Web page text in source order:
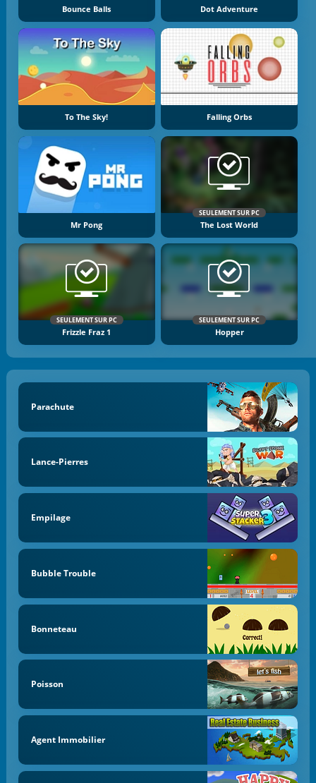
Bounce Balls Dot Adventure
To The Sky! Falling Orbs
Mr Pong
SEULEMENT SUR PC
The Lost World
SEULEMENT SUR PC
Frizzle Fraz 1
SEULEMENT SUR PC
Hopper
Parachute
Lance-Pierres
Empilage
Bubble Trouble
Bonneteau
Poisson
Agent Immobilier